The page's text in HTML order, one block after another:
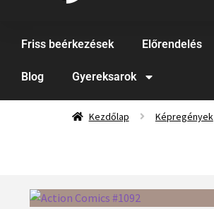
Friss beérkezések Előrendelés
Blog Gyereksarok
Kezdőlap Képregények